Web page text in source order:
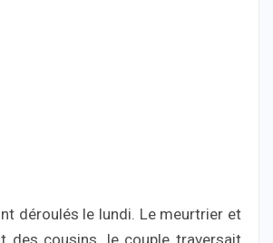
déroulés le lundi. Le meurtrier et